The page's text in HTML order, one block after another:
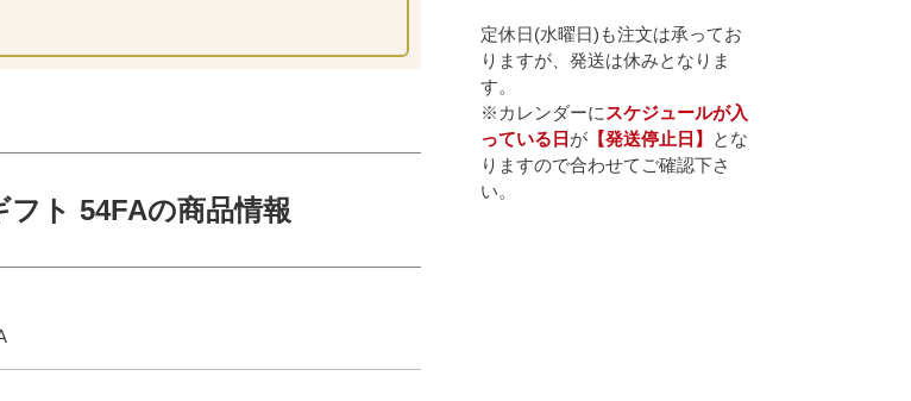
定休日(水曜日)も注文は承ってお
りますが、発送は休みとなりま
す。
※カレンダーに スケジュールが入
っている日 が 【発送停止日】
とな
りますので合わせてご確認下さ
い。
ト 54FAの商品情報